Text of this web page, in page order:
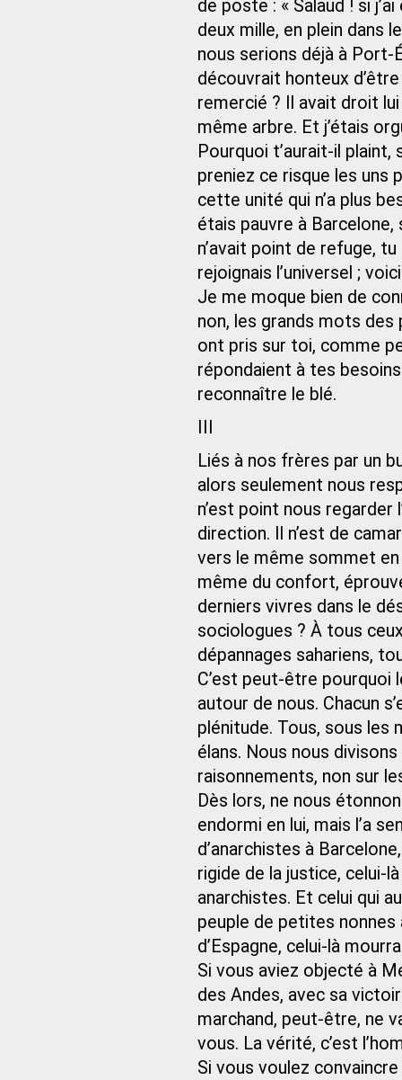
de poste : « Salaud ! si
deux mille, en plein dans
nous serions déjà à Port-
découvrait honteux d’être
remercié ? Il avait droit
même arbre. Et j’étais
Pourquoi t’aurait-il
preniez ce risque les uns
cette unité qui n’a plus
étais pauvre à
n’avait point de refuge,
rejoignais l’universel ;
Je me moque bien de
non, les grands mots des
ont pris sur toi, comme
répondaient à tes
reconnaître le blé.
Liés à nos frères par un
alors seulement nous
n’est point nous regarder
direction. Il n’est de
vers le même sommet
même du confort,
derniers vivres dans le
sociologues ? À tous
dépannages sahariens,
C’est peut-être pourquoi
autour de nous. Chacun
plénitude. Tous, sous
élans. Nous nous
raisonnements, non sur
Dès lors, ne nous
endormi en lui, mais l’a
d’anarchistes à
rigide de la justice, celui-
anarchistes. Et celui qui
peuple de petites
d’Espagne, celui-là
Si vous aviez objecté à
des Andes, avec sa
marchand, peut-être, ne
vous. La vérité, c’est
Si vous voulez